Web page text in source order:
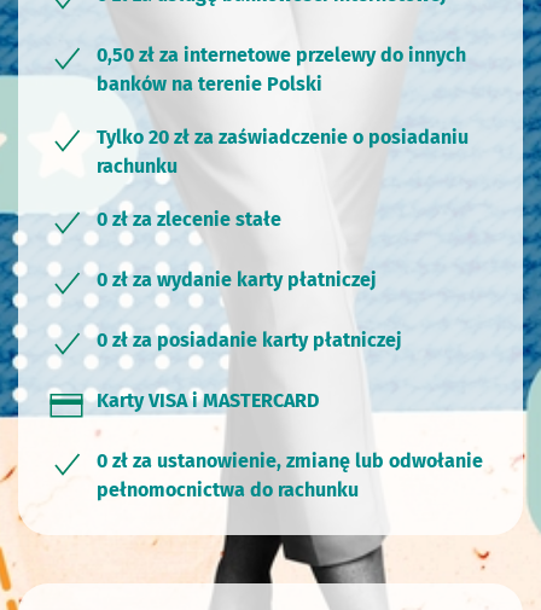
0,50 zł za internetowe przelewy do innych
banków na terenie Polski
Tylko 20 zł za zaświadczenie o posiadaniu
rachunku
0 zł za zlecenie stałe
0 zł za wydanie karty płatniczej
0 zł za posiadanie karty płatniczej
Karty VISA i MASTERCARD
0 zł za ustanowienie, zmianę lub odwołanie
pełnomocnictwa do rachunku